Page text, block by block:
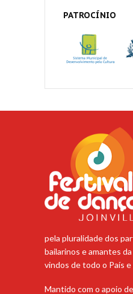
PATROCÍNIO
pela pluralidade dos
bailarinos e amantes
vindos de todo o País
Mantido com o apoio